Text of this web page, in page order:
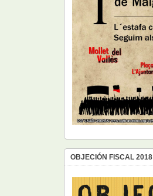
OBJECIÓN FISCAL 2018